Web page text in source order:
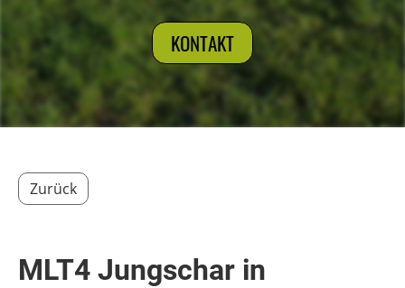
KONTAKT
Zurück
MLT4 Jungschar in